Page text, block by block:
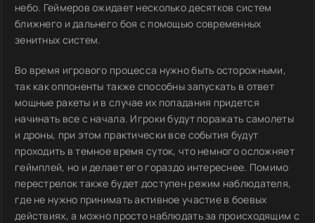
небо. Геймеров ожидает несколько десятков систем
ближнего и дальнего боя с помощью современных
зенитных систем.
Во время игрового процесса нужно быть осторожными,
так как оппоненты также способны запускать в ответ
мощные ракеты и в случае их попадания придется
начинать все с начала. Игроки будут поражать самолеты
и дроны, при этом практически все события будут
проходить в темное время суток, что немного осложняет
геймплей, но и делает его гораздо интереснее. Помимо
перестрелок также будет доступен режим наблюдателя,
где не нужно принимать активное участие в боевых
действиях, а можно просто наблюдать за происходящим с